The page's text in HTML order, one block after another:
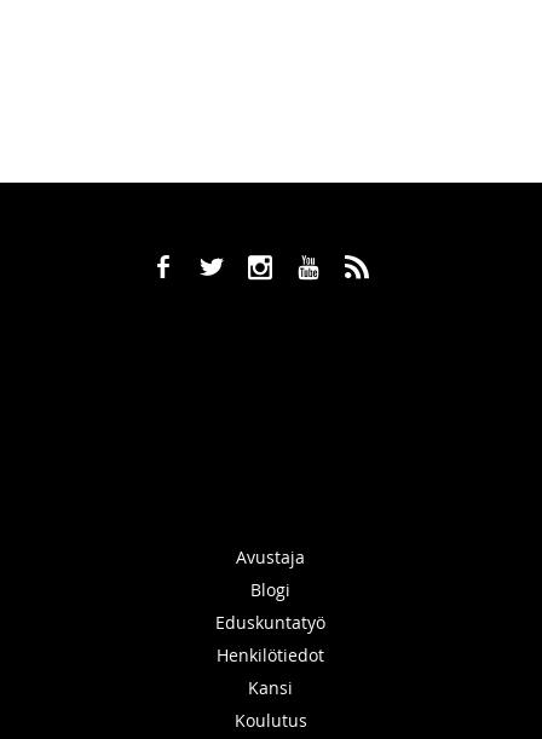
b a x r ,
Avustaja
Blogi
Eduskuntatyö
Henkilötiedot
Kansi
Koulutus